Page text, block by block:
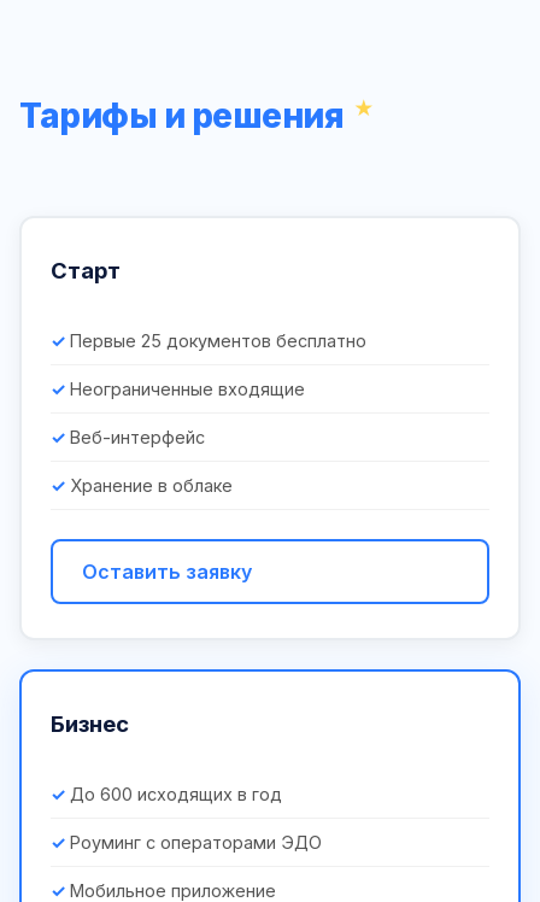
Тарифы и решения
Старт
Первые 25 документов бесплатно
Неограниченные входящие
Веб-интерфейс
Хранение в облаке
Оставить заявку
Бизнес
До 600 исходящих в год
Роуминг с операторами ЭДО
Мобильное приложение